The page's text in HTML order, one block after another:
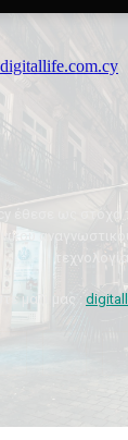
έθεσε ως στόχο
μαζί μας :